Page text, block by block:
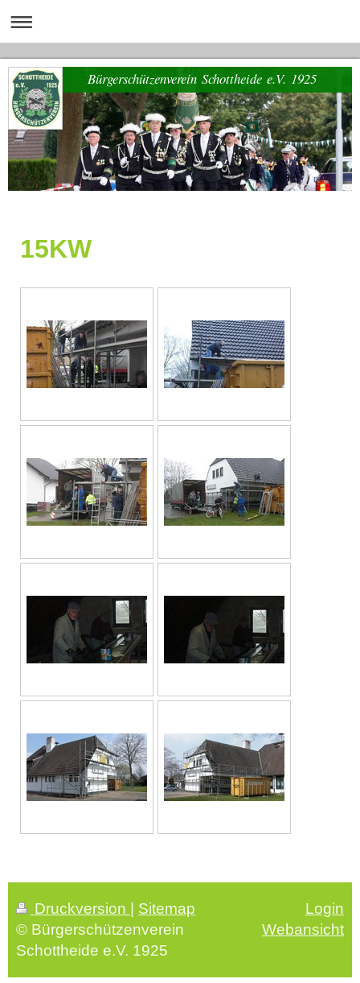
Bürgerschützenverein Schottheide e.V. 1925
15KW
Druckversion | Sitemap
© Bürgerschützenverein
Schottheide e.V. 1925
Login
Webansicht